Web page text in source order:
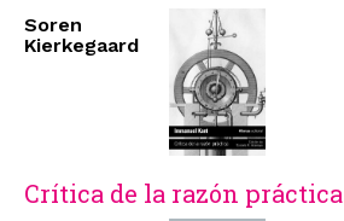
Soren
Kierkegaard
Crítica de la razón práctica